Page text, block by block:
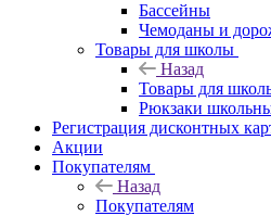
Бассейны
Чемоданы и
Товары для школы
Назад
Товары для
Рюкзаки
Регистрация дисконтных
Акции
Покупателям
Назад
Покупателям